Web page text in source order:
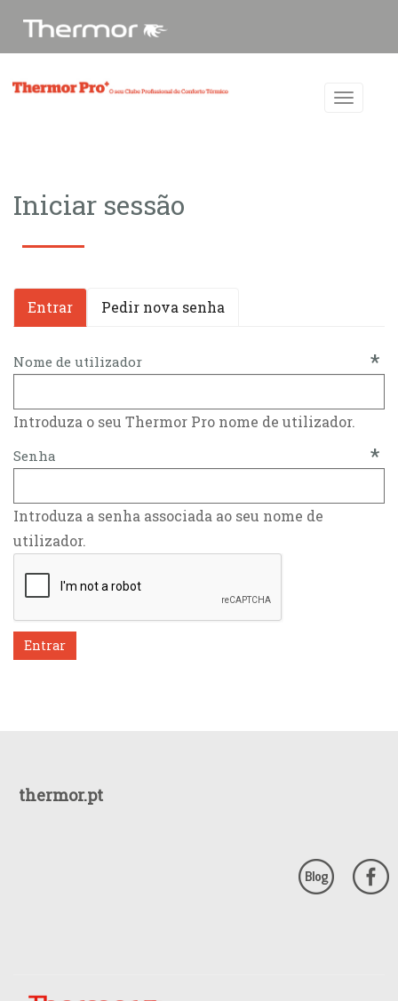
Iniciar sessão
Separadores primários
Entrar (separador
ativo)
Pedir nova senha
Nome de utilizador *
Introduza o seu Thermor Pro nome de utilizador.
Senha *
Introduza a senha associada ao seu nome de
utilizador.
thermor.pt